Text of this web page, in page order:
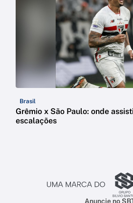
Brasil
Grêmio x São Paulo: onde
escalações
Anuncie no